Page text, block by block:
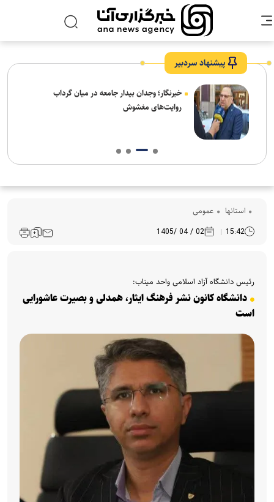
پیشنهاد سردبیر
خبرنگار؛ وجدان بیدار جامعه در میان گرداب
روایت‌های مغشوش
استانها عمومی
15:42
02 / 04 /1405
رئیس دانشگاه آزاد اسلامی واحد میناب:
دانشگاه کانون نشر فرهنگ ایثار، همدلی و بصیرت عاشورایی
است